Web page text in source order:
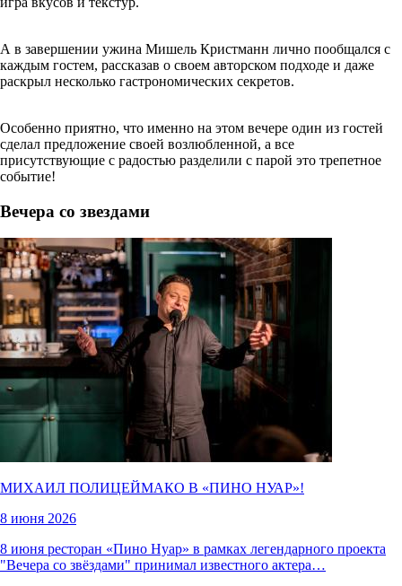
А в завершении ужина Мишель Кристманн лично пообщался с
каждым гостем, рассказав о своем авторском подходе и даже
раскрыл несколько гастрономических секретов.
Особенно приятно, что именно на этом вечере один из гостей
сделал предложение своей возлюбленной, а все
присутствующие с радостью разделили с парой это трепетное
событие!
Вечера со звездами
МИХАИЛ ПОЛИЦЕЙМАКО В «ПИНО НУАР»!
8 июня 2026
8 июня ресторан «Пино Нуар» в рамках легендарного проекта
"Вечера со звёздами" принимал известного актера…